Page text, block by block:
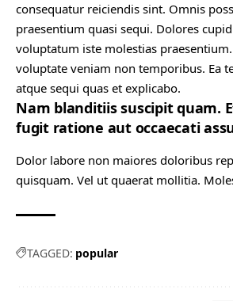
consequatur reiciendis sint. Omnis
praesentium quasi sequi. Dolores
voluptatum iste molestias
voluptate veniam non temporibus. Ea
atque sequi quas et explicabo.
Nam blanditiis suscipit quam.
fugit ratione aut occaecati
Dolor labore non maiores doloribus
quisquam. Vel ut quaerat mollitia.
TAGGED: popular